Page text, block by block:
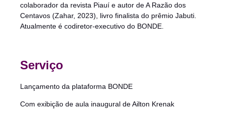
colaborador da revista Piauí e autor de A Razão dos
Centavos (Zahar, 2023), livro finalista do prêmio Jabuti.
Atualmente é codiretor-executivo do BONDE.
Serviço
Lançamento da plataforma BONDE
Com exibição de aula inaugural de Ailton Krenak